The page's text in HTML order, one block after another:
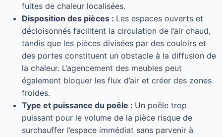
fuites de chaleur localisées.
Disposition des pièces : Les espaces ouverts et
décloisonnés facilitent la circulation de l’air chaud,
tandis que les pièces divisées par des couloirs et
des portes constituent un obstacle à la diffusion de
la chaleur. L’agencement des meubles peut
également bloquer les flux d’air et créer des zones
froides.
Type et puissance du poêle : Un poêle trop
puissant pour le volume de la pièce risque de
surchauffer l’espace immédiat sans parvenir à